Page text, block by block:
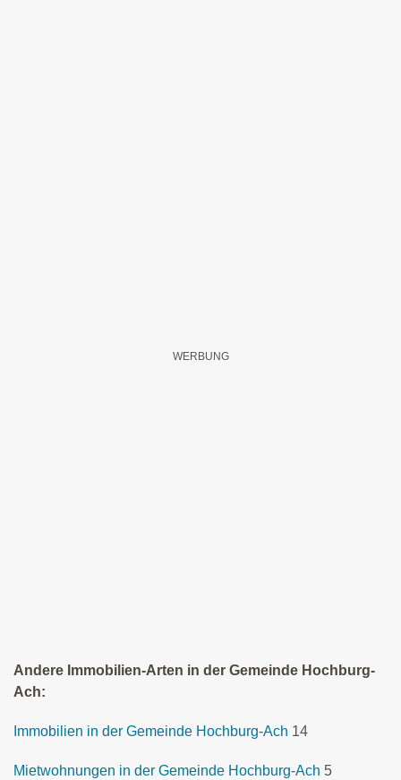
Andere Immobilien-Arten in der Gemeinde Hochburg-
Ach:
Immobilien in der Gemeinde Hochburg-Ach 14
Mietwohnungen in der Gemeinde Hochburg-Ach 5